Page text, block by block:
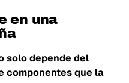
en una
solo depende del
componentes que la